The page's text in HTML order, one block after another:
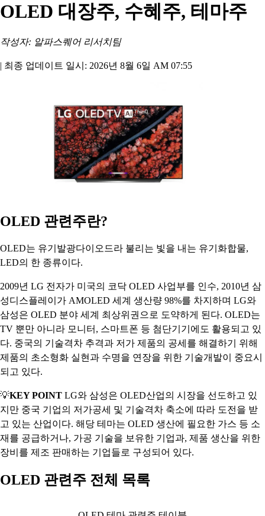
OLED 대장주, 수혜주, 테마주
작성자: 알파스퀘어 리서치팀
| 최종 업데이트 일시: 2026년 8월 6일 AM 07:55
OLED 관련주란?
OLED는 유기발광다이오드라 불리는 빛을 내는 유기화합물,
LED의 한 종류이다.
2009년 LG 전자가 미국의 코닥 OLED 사업부를 인수, 2010년 삼
성디스플레이가 AMOLED 세계 생산량 98%를 차지하며 LG와
삼성은 OLED 분야 세계 최상위권으로 도약하게 된다. OLED는
TV 뿐만 아니라 모니터, 스마트폰 등 첨단기기에도 활용되고 있
다. 중국의 기술격차 추격과 저가 제품의 공세를 해결하기 위해
제품의 초소형화 실현과 수명을 연장을 위한 기술개발이 중요시
되고 있다.
💡KEY POINT LG와 삼성은 OLED산업의 시장을 선도하고 있
지만 중국 기업의 저가공세 및 기술격차 축소에 따라 도전을 받
고 있는 산업이다. 해당 테마는 OLED 생산에 필요한 가스 등 소
재를 공급하거나, 가공 기술을 보유한 기업과, 제품 생산을 위한
장비를 제조 판매하는 기업들로 구성되어 있다.
OLED 관련주 전체 목록